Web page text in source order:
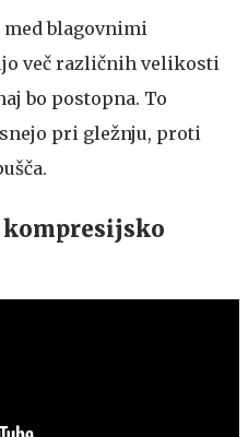
med blagovnimi
več različnih velikosti
bo postopna. To
pri gležnju, proti